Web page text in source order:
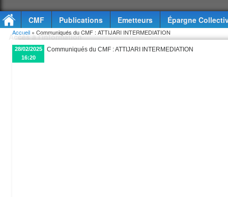
CMF Publications Emetteurs
Épargne
Accès à l'information
Vous êtes ici
Accueil » Communiqués du CMF : ATTIJARI INTERMEDIATION
28/02/2025
16:20
Communiqués du CMF : ATTIJARI INTERMEDIATION